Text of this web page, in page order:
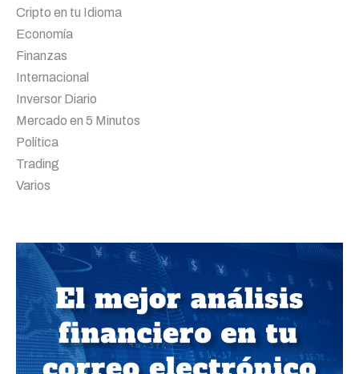
Cripto en tu Idioma
Economía
Finanzas
Internacional
Inversor Diario
Mercado en 5 Minutos
Política
Trading
Varios